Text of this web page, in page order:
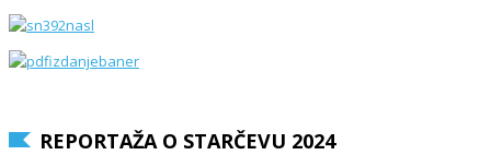
REPORTAŽA O STARČEVU 2024